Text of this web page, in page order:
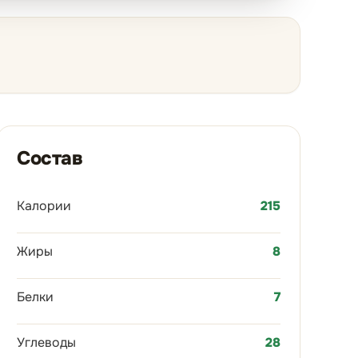
Состав
Калории 215
Жиры 8
Белки 7
Углеводы 28